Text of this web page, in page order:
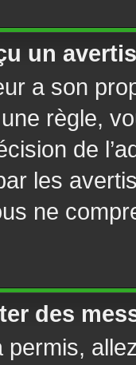
un
a son
règle,
de
les
ne
des
permis,